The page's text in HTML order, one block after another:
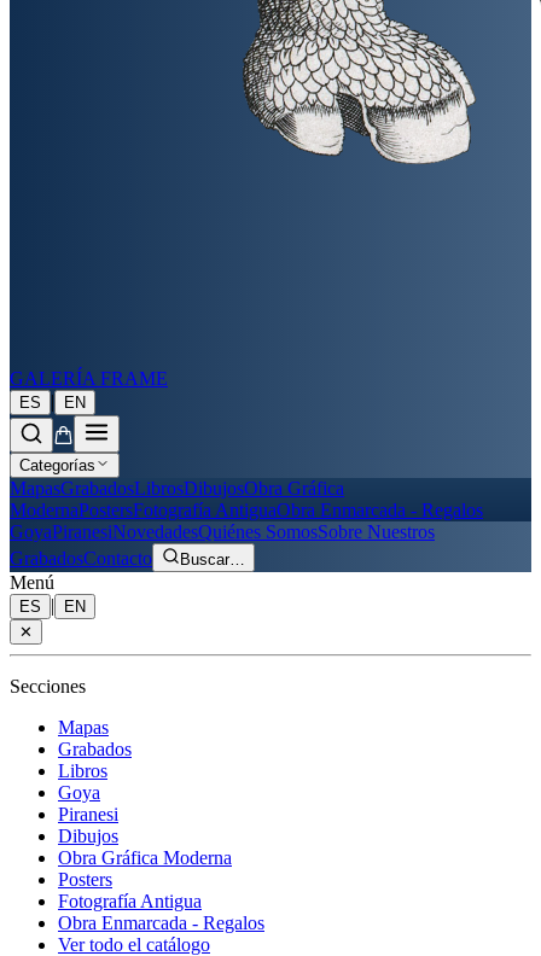
GALERÍA FRAME
ES | EN
Categorías
MapasGrabadosLibrosDibujosObra Gráfica
ModernaPostersFotografía AntiguaObra Enmarcada - Regalos
GoyaPiranesiNovedadesQuiénes SomosSobre Nuestros
GrabadosContacto Buscar…
Menú
ES |
EN
✕
Secciones
Mapas
Grabados
Libros
Goya
Piranesi
Dibujos
Obra Gráfica Moderna
Posters
Fotografía Antigua
Obra Enmarcada - Regalos
Ver todo el catálogo